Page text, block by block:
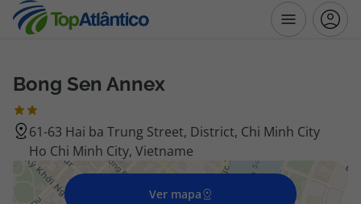
Destinos
Voos
Hotéis
Bong Sen Annex
61-63 Hai ba Trung Street, District, Chi Minh City
Ho Chi Minh City, Vietname
Ver mapa